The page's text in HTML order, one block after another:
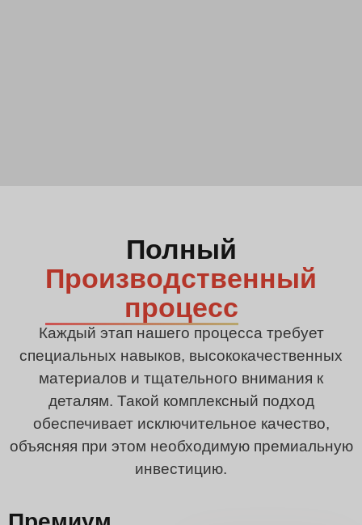
Полный
Производственный
процесс
Каждый этап нашего процесса требует
специальных навыков, высококачественных
материалов и тщательного внимания к
деталям. Такой комплексный подход
обеспечивает исключительное качество,
объясняя при этом необходимую премиальную
инвестицию.